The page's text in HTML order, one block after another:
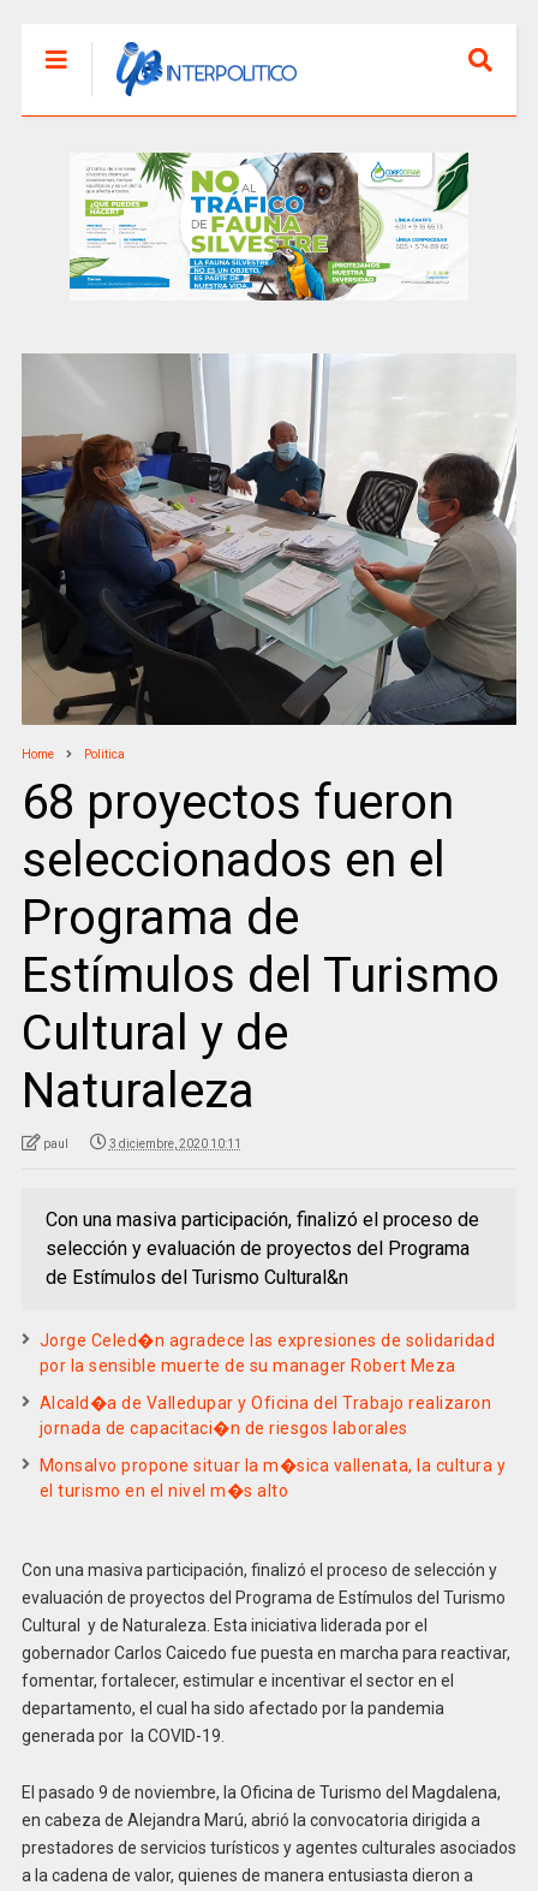
Home Politica
68 proyectos fueron
seleccionados en el
Programa de
Estímulos del Turismo
Cultural y de
Naturaleza
paul 3 diciembre, 2020 10:11
Con una masiva participación, finalizó el proceso de
selección y evaluación de proyectos del Programa
de Estímulos del Turismo Cultural&n
Jorge Celed�n agradece las expresiones de solidaridad
por la sensible muerte de su manager Robert Meza
Alcald�a de Valledupar y Oficina del Trabajo realizaron
jornada de capacitaci�n de riesgos laborales
Monsalvo propone situar la m�sica vallenata, la cultura y
el turismo en el nivel m�s alto
Con una masiva participación, finalizó el proceso de selección y
evaluación de proyectos del Programa de Estímulos del Turismo
Cultural y de Naturaleza. Esta iniciativa liderada por el
gobernador Carlos Caicedo fue puesta en marcha para reactivar,
fomentar, fortalecer, estimular e incentivar el sector en el
departamento, el cual ha sido afectado por la pandemia
generada por la COVID-19.
El pasado 9 de noviembre, la Oficina de Turismo del Magdalena,
en cabeza de Alejandra Marú, abrió la convocatoria dirigida a
prestadores de servicios turísticos y agentes culturales asociados
a la cadena de valor, quienes de manera entusiasta dieron a